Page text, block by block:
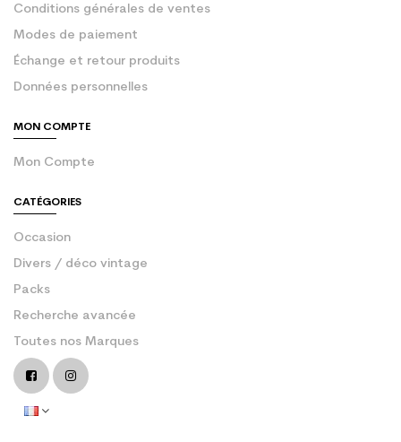
Conditions générales de ventes
Modes de paiement
Échange et retour produits
Données personnelles
MON COMPTE
Mon Compte
CATÉGORIES
Occasion
Divers / déco vintage
Packs
Recherche avancée
Toutes nos Marques